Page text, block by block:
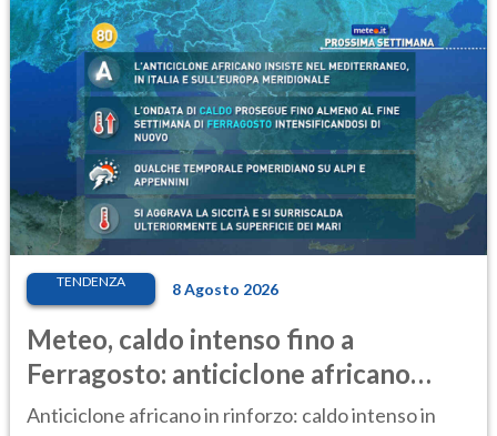
TENDENZA 8 Agosto 2026
Meteo, caldo intenso fino a
Ferragosto: anticiclone africano
ancora protagonista
Anticiclone africano in rinforzo: caldo intenso in